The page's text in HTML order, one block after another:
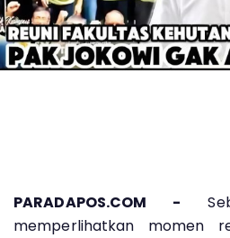
PARADAPOS.COM -
memperlihatkan momen